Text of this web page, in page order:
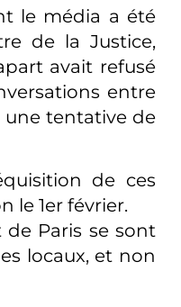
le média a été
de la Justice,
avait refusé
entre
une tentative de
de ces
le 1er février.
Paris se sont
locaux, et non